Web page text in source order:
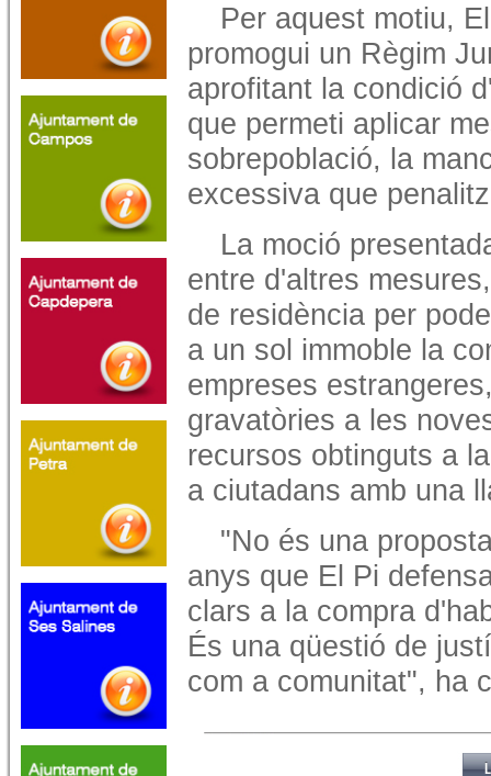
Per aquest motiu,
promogui un Règim
aprofitant la condició
que permeti aplicar
sobrepoblació, la
excessiva que
La moció
entre d'altres
de residència per
a un sol immoble la
empreses
gravatòries a les
recursos obtinguts a
a ciutadans amb una
"No és una
anys que El Pi
clars a la compra
És una qüestió de
com a comunitat", ha